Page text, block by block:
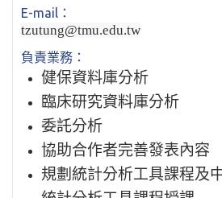
tzutung@tmu.edu.tw
健保資料庫分析
臨床研究資料庫分析
委託分析
協助合作者完善發表內容
規劃統計分析工具課程及